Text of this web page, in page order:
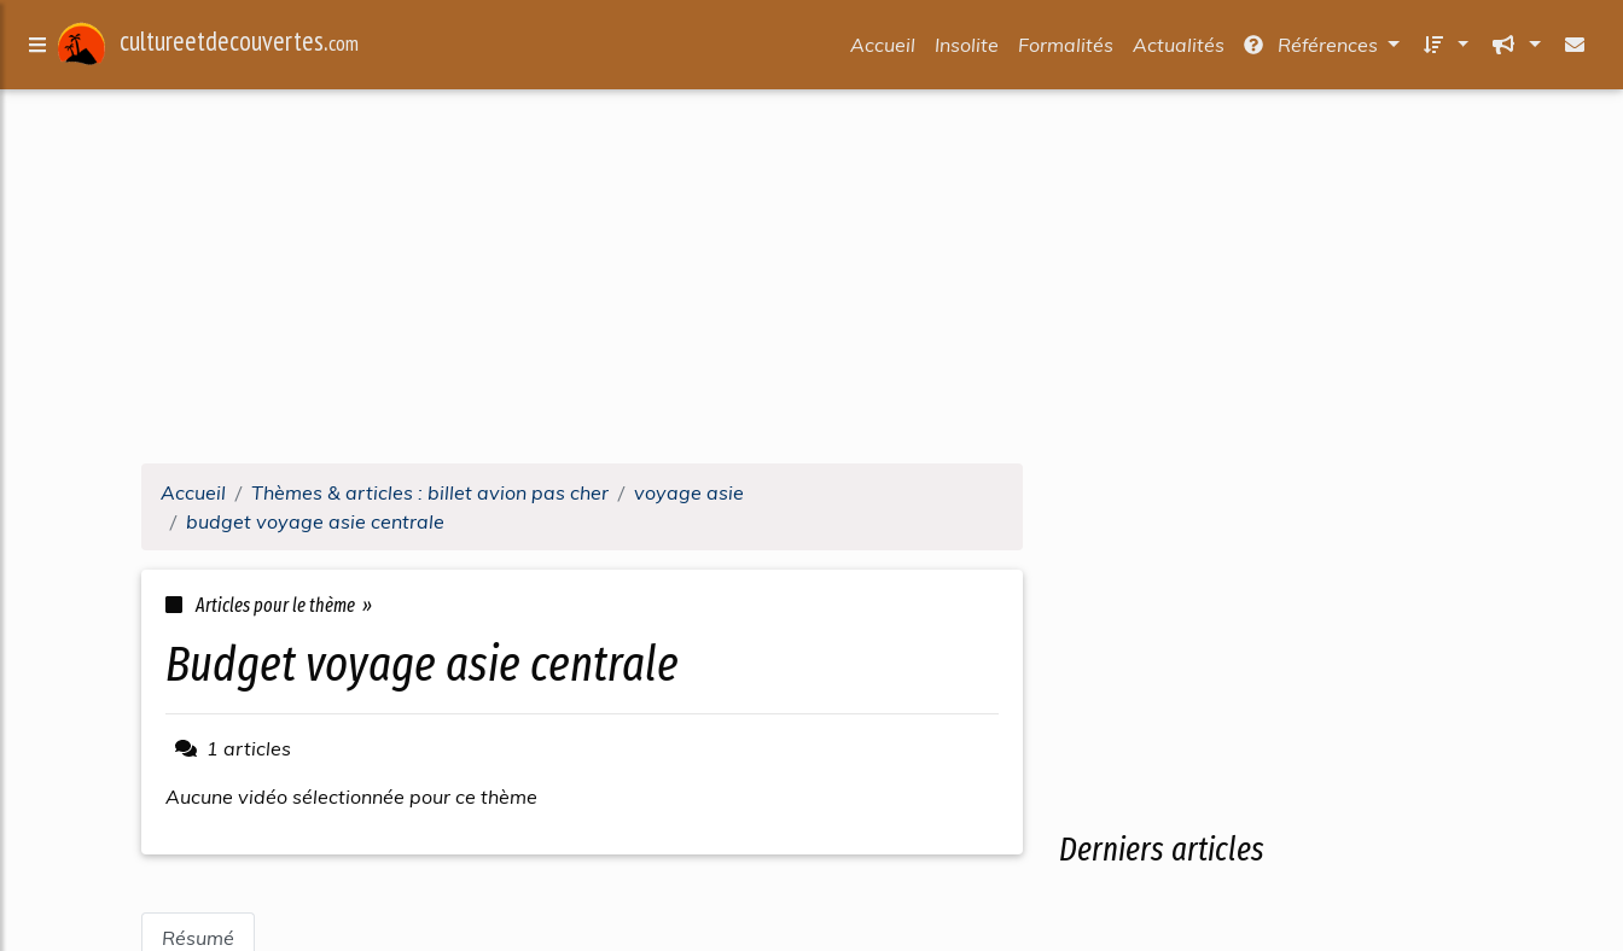
cultureetdecouvertes.com Accueil Insolite Formalités Actualités Références
Accueil Thèmes & articles : billet avion pas cher
voyage asie
budget voyage asie centrale
Articles pour le thème »
budget voyage asie centrale
1 articles
Aucune vidéo sélectionnée pour ce thème
Résumé
Derniers articles